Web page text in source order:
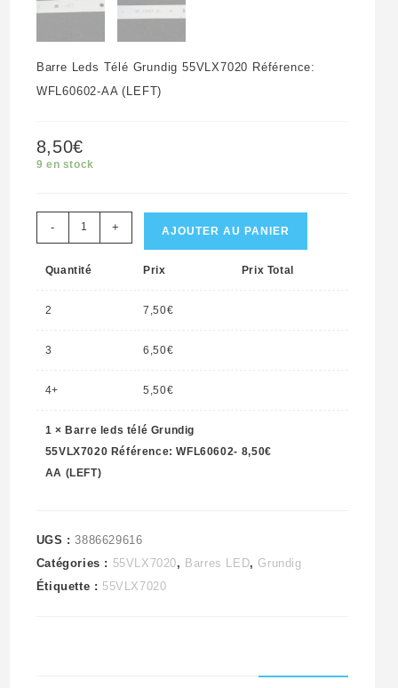
Barre Leds Télé Grundig 55VLX7020 Référence:
WFL60602-AA (LEFT)
8,50€
9 en stock
quantité
de
Barre
Grundig
Référence:
AA
(LEFT)
- + AJOUTER AU PANIER
Quantité Prix Prix Total
2 7,50€
3 6,50€
4+ 5,50€
1 ×Barre leds télé Grundig
55VLX7020 Référence: WFL60602-
AA (LEFT)
8,50€
UGS :3886629616
Catégories : 55VLX7020, Barres LED, Grundig
Étiquette : 55VLX7020